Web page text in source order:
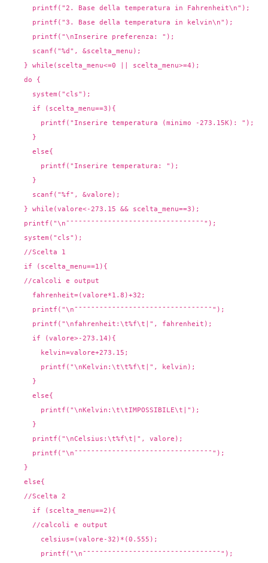
printf("2. Base della temperatura in Fahrenheit\n");
printf("3. Base della temperatura in kelvin\n");
printf("\nInserire preferenza: ");
scanf("%d", &scelta_menu);
} while(scelta_menu<=0 || scelta_menu>=4);
do {
system("cls");
if (scelta_menu==3){
printf("Inserire temperatura (minimo -273.15K): ");
}
else{
printf("Inserire temperatura: ");
}
scanf("%f", &valore);
} while(valore<-273.15 && scelta_menu==3);
printf("\n¯¯¯¯¯¯¯¯¯¯¯¯¯¯¯¯¯¯¯¯¯¯¯¯¯¯¯¯¯¯¯¯¯");
system("cls");
//Scelta 1
if (scelta_menu==1){
//calcoli e output
fahrenheit=(valore*1.8)+32;
printf("\n¯¯¯¯¯¯¯¯¯¯¯¯¯¯¯¯¯¯¯¯¯¯¯¯¯¯¯¯¯¯¯¯¯");
printf("\nfahrenheit:\t%f\t|", fahrenheit);
if (valore>-273.14){
kelvin=valore+273.15;
printf("\nKelvin:\t\t%f\t|", kelvin);
}
else{
printf("\nKelvin:\t\tIMPOSSIBILE\t|");
}
printf("\nCelsius:\t%f\t|", valore);
printf("\n¯¯¯¯¯¯¯¯¯¯¯¯¯¯¯¯¯¯¯¯¯¯¯¯¯¯¯¯¯¯¯¯¯");
}
else{
//Scelta 2
if (scelta_menu==2){
//calcoli e output
celsius=(valore-32)*(0.555);
printf("\n¯¯¯¯¯¯¯¯¯¯¯¯¯¯¯¯¯¯¯¯¯¯¯¯¯¯¯¯¯¯¯¯¯");